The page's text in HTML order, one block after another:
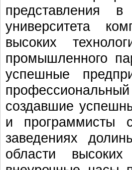
представления
университета
высоких
промышленного
успешные
создавшие
и программисты
заведениях
области